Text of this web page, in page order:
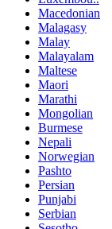
Macedonian
Malagasy
Malay
Malayalam
Maltese
Maori
Marathi
Mongolian
Burmese
Nepali
Norwegian
Pashto
Persian
Punjabi
Serbian